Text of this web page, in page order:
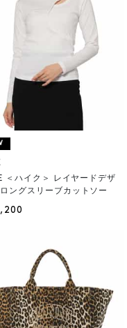
＜ハイク＞ レイヤードデザ
ングスリーブカットソー